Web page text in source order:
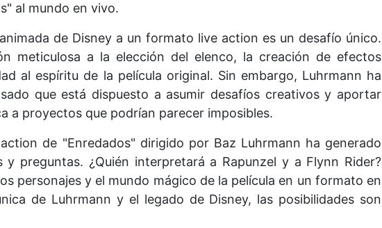
al mundo en vivo.
de Disney a un formato live action es un desafío único.
meticulosa a la elección del elenco, la creación de efectos
al espíritu de la película original. Sin embargo, Luhrmann ha
que está dispuesto a asumir desafíos creativos y aportar
a proyectos que podrían parecer imposibles.
de "Enredados" dirigido por Baz Luhrmann ha generado
y preguntas. ¿Quién interpretará a Rapunzel y a Flynn Rider?
personajes y el mundo mágico de la película en un formato en
de Luhrmann y el legado de Disney, las posibilidades son